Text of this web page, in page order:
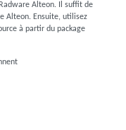
Alteon. Il suffit de
Alteon. Ensuite, utilisez
à partir du package